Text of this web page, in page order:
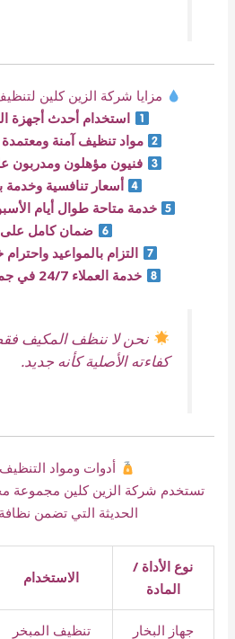
مزايا شركة الزين كلين
استخدام أحدث أجهزة
مواد تنظيف آمنة
فنيون مؤهلون ومدربون
أسعار تنافسية وخدمة
خدمة متاحة طوال أيام
ضمان كامل على
التزام بالمواعيد
خدمة العملاء 24/7 في جميع أحياء الأحساء
نحن لا ننظف المكيف
كفاءته الأصلية كأنه جديد.
أدوات ومواد
تستخدم شركة الزين كلين مجموعة
الحديثة التي تضمن
نوع الأداة /
المادة
الاستخدام
جهاز البخار
تنظيف المبخر